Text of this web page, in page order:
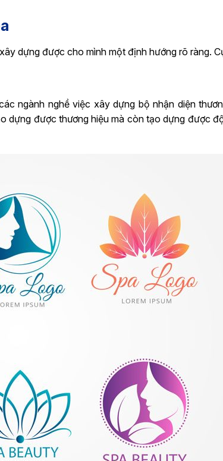
dựng được cho mình một định hướng rõ ràng.
ngành nghề việc xây dựng bộ nhận diện
dựng được thương hiệu mà còn tạo dựng được